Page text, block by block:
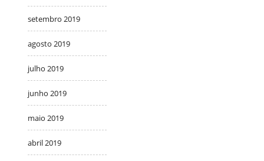
setembro 2019
agosto 2019
julho 2019
junho 2019
maio 2019
abril 2019